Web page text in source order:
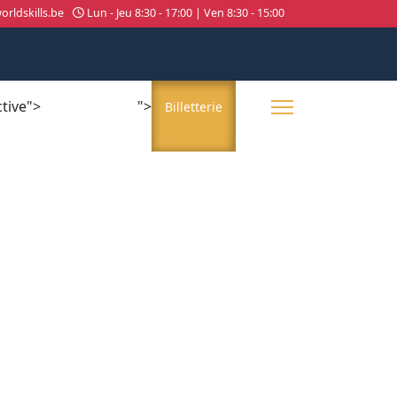
Lun - Jeu 8:30 - 17:00 | Ven 8:30 - 15:00
"> Billetterie